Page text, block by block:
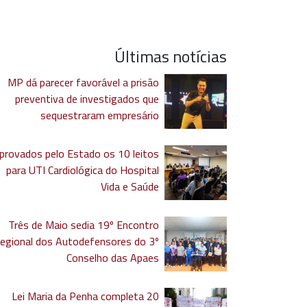
Últimas notícias
MP dá parecer favorável a prisão
preventiva de investigados que
sequestraram empresário
pelo Estado os 10 leitos
para UTI Cardiológica do Hospital
Vida e Saúde
Três de Maio sedia 19º Encontro
dos Autodefensores do 3º
Conselho das Apaes
Lei Maria da Penha completa 20